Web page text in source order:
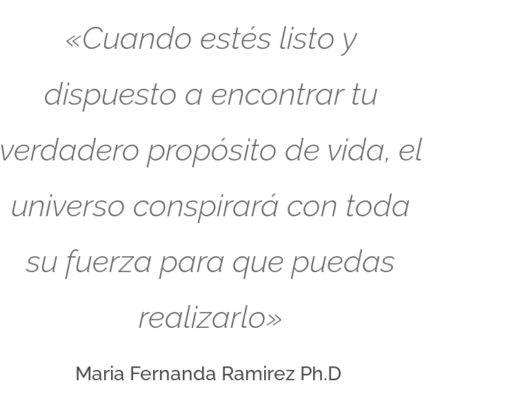
«Cuando estés listo y
dispuesto a encontrar tu
verdadero propósito de vida, el
universo conspirará con toda
su fuerza para que puedas
realizarlo»
Maria Fernanda Ramirez Ph.D